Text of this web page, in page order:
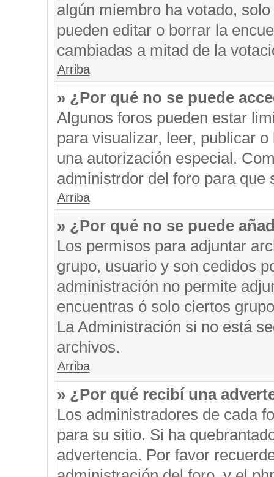
algún miembro ha votado,
pueden editar o borrar la
cambiadas a mitad de la
Arriba
» ¿Por qué no se puede
Algunos foros pueden estar
para visualizar, leer, publicar
una autorización especial.
administrdor del foro para que
Arriba
» ¿Por qué no se puede
Los permisos para adjuntar
grupo, usuario y son cedidos
administración no permite
encuentras ó solo ciertos
La Administración si no está
archivos.
Arriba
» ¿Por qué recibí una
Los administradores de cada
para su sitio. Si ha
advertencia. Por favor